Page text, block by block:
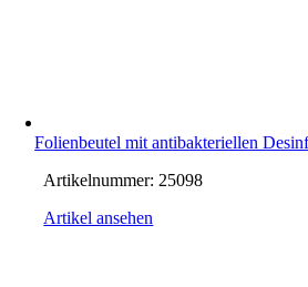
Folienbeutel mit antibakteriellen
Artikelnummer: 25098
Artikel ansehen